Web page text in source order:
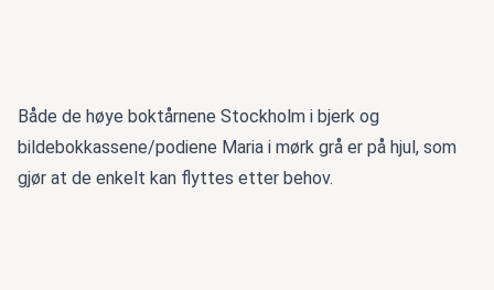
Både de høye boktårnene Stockholm i bjerk og
bildebokkassene/podiene Maria i mørk grå er på hjul, som
gjør at de enkelt kan flyttes etter behov.